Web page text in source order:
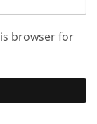
browser for